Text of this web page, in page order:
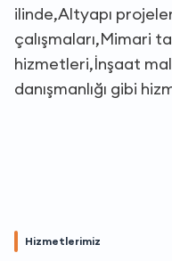
ilinde,Altyapı
çalışmaları,Mimari
hizmetleri,İnşaat
danışmanlığı gibi
Hizmetlerimiz